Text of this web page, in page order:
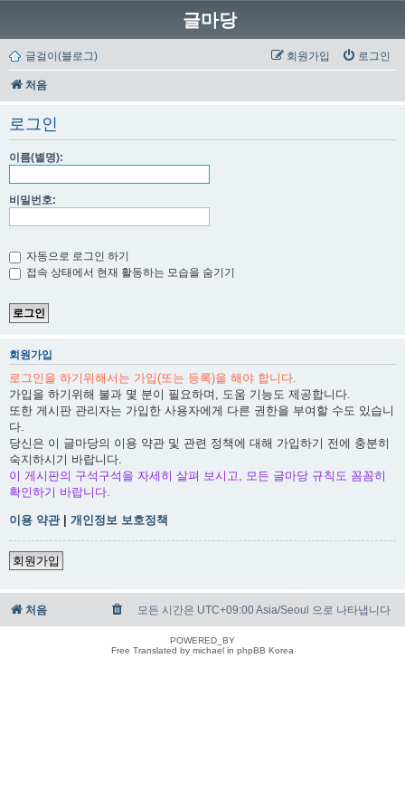
글마당
글걸이(블로그) 로그인
회원가입
처음
로그인
이름(별명):
비밀번호:
자동으로 로그인 하기
접속 상태에서 현재 활동하는 모습을 숨기기
회원가입
로그인을 하기위해서는 가입(또는 등록)을 해야 합니다.
가입을 하기위해 불과 몇 분이 필요하며, 도움 기능도 제공합니다.
또한 게시판 관리자는 가입한 사용자에게 다른 권한을 부여할 수도 있습니
다.
당신은 이 글마당의 이용 약관 및 관련 정책에 대해 가입하기 전에 충분히
숙지하시기 바랍니다.
이 게시판의 구석구석을 자세히 살펴 보시고, 모든 글마당 규칙도 꼼꼼히
확인하기 바랍니다.
이용 약관| 개인정보 보호정책
회원가입
처음 모든 시간은 UTC+09:00 Asia/Seoul 으로 나타냅니다
POWERED_BY
Free Translated by michael in phpBB Korea